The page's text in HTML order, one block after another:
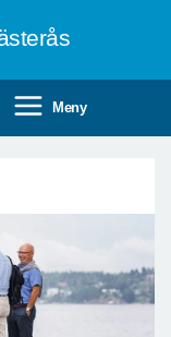
Meny